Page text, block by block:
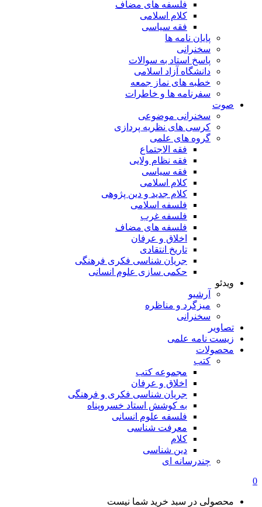
فلسفه های مضاف
کلام اسلامی
فقه سیاسی
پایان نامه ها
سخنرانی
پاسخ استاد به سوالات
دانشگاه آزاد اسلامی
خطبه های نماز جمعه
سفرنامه ها و خاطرات
صوت
سخنرانی موضوعی
کرسی های نظریه پردازی
گروه های علمی
فقه الاجتماع
فقه نظام ولایی
فقه سیاسی
کلام اسلامی
کلام جدید و دین پژوهی
فلسفه اسلامی
فلسفه غرب
فلسفه های مضاف
اخلاق و عرفان
تاریخ انتقادی
جریان شناسی فکری فرهنگی
حکمی سازی علوم انسانی
ویدئو
آرشیو
میزگرد و مناظره
سخنرانی
تصاویر
زیست نامه علمی
محصولات
کتب
مجموعه کتب
اخلاق و عرفان
جریان شناسی فکری و فرهنگی
به کوشش استاد خسروپناه
فلسفه علوم انسانی
معرفت شناسی
کلام
دین شناسی
چندرسانه ای
0
محصولی در سبد خرید شما نیست